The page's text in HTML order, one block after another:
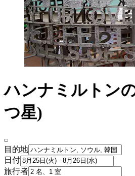
ハンナミルトン
つ星)
目的地
日付
旅行者